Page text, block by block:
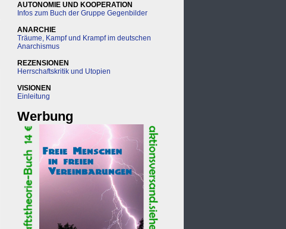
AUTONOMIE UND KOOPERATION
Infos zum Buch der Gruppe Gegenbilder
ANARCHIE
Träume, Kampf und Krampf im deutschen
Anarchismus
REZENSIONEN
Herrschaftskritik und Utopien
VISIONEN
Einleitung
Werbung